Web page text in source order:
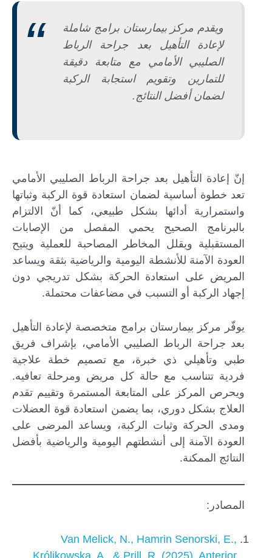
ويقدم مركز بيمارستان برامج شاملة
لإعادة التأهيل بعد جراحة الرباط
الصليبي الأمامي مع متابعة دقيقة
للتمارين وتقويم استجابة الركبة
لضمان أفضل النتائج.
إنّ إعادة التأهيل بعد جراحة الرباط الصليبي الأمامي
تعد خطوة أساسية لضمان استعادة قوة الركبة وثباتها
واستمرارية أدائها بشكل طبيعي، كما أنّ الالتزام
بالبرنامج الصحيح يحمي المفصل من الإصابات
المستقبلية ويقلل المخاطر المصاحبة للعملية ويتيح
العودة الآمنة للأنشطة اليومية والرياضية بثقة ويساعد
المريض على استعادة الحركة بشكل تدريجي دون
إجهاد الركبة أو التسبب في مضاعفات محتملة.
يوفّر مركز بيمارستان برامج متخصصة لإعادة التأهيل
بعد جراحة الرباط الصليبي الأمامي، بإشراف فريق
طبي وتأهيلي ذي خبرة، مع تصميم خطة علاجية
فردية تتناسب مع حالة كل مريض ومرحلة تعافيه.
ويحرص المركز على المتابعة المستمرة وتقييم تقدم
العلاج بشكل دوري، بما يضمن استعادة قوة العضلات
ومدى الحركة وثبات الركبة، ويساعد المرضى على
العودة الآمنة إلى أنشطتهم اليومية والرياضية بأفضل
النتائج الممكنة.
المصادر:
Van Melick, N., Hamrin Senorski, E.,
Królikowska, A., & Prill, R. (2025). Anterior